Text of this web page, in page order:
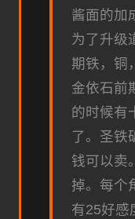
酱面的加
为了升级
期铁，铜
金依石前
的时候有
了。圣铁
钱可以卖
掉。每个
有25好感